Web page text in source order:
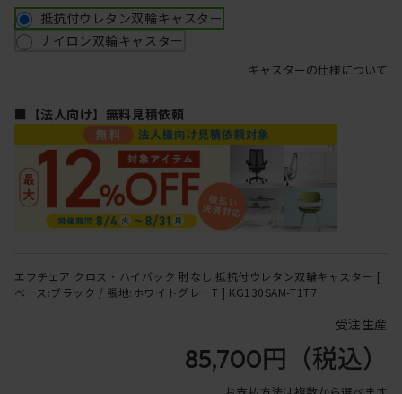
抵抗付ウレタン双輪キャスター
ナイロン双輪キャスター
キャスターの仕様について
■【法人向け】無料見積依頼
エフチェア クロス・ハイバック 肘なし 抵抗付ウレタン双輪キャスター [
ベース:ブラック / 張地:ホワイトグレーT ] KG130SAM-T1T7
受注生産
85,700円 （税込）